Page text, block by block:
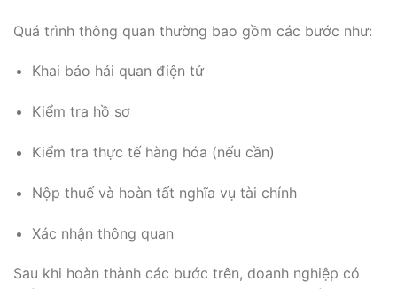
Quá trình thông quan thường bao gồm các bước như:
Khai báo hải quan điện tử
Kiểm tra hồ sơ
Kiểm tra thực tế hàng hóa (nếu cần)
Nộp thuế và hoàn tất nghĩa vụ tài chính
Xác nhận thông quan
Sau khi hoàn thành các bước trên, doanh nghiệp có